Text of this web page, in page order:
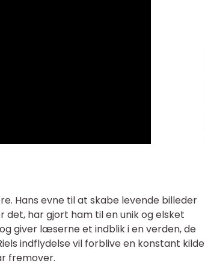
Hans evne til at skabe levende billeder
har gjort ham til en unik og elsket
giver læserne et indblik i en verden, de
indflydelse vil forblive en konstant kilde
fremover.